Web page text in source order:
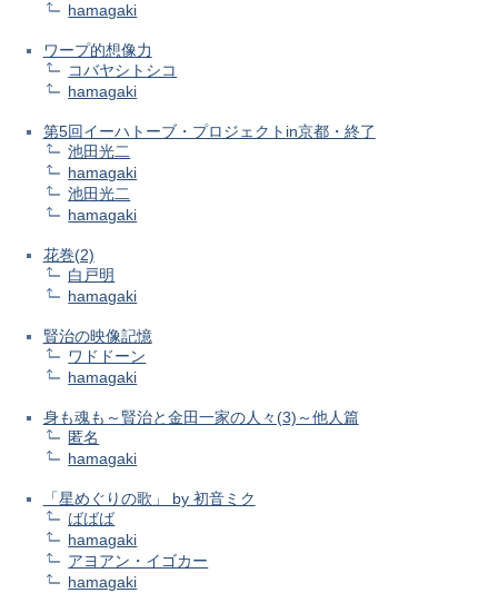
hamagaki
ワープ的想像力
コバヤシトシコ
hamagaki
第5回イーハトーブ・プロジェクトin京都・終了
池田光二
hamagaki
池田光二
hamagaki
花巻(2)
白戸明
hamagaki
賢治の映像記憶
ワドドーン
hamagaki
身も魂も～賢治と金田一家の人々(3)～他人篇
匿名
hamagaki
「星めぐりの歌」 by 初音ミク
ばばば
hamagaki
アヨアン・イゴカー
hamagaki